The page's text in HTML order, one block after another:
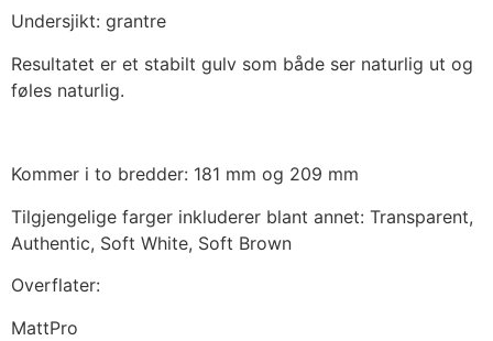
Undersjikt: grantre
Resultatet er et stabilt gulv som både ser naturlig ut og
føles naturlig.
Kommer i to bredder: 181 mm og 209 mm
Tilgjengelige farger inkluderer blant annet: Transparent,
Authentic, Soft White, Soft Brown
Overflater:
MattPro